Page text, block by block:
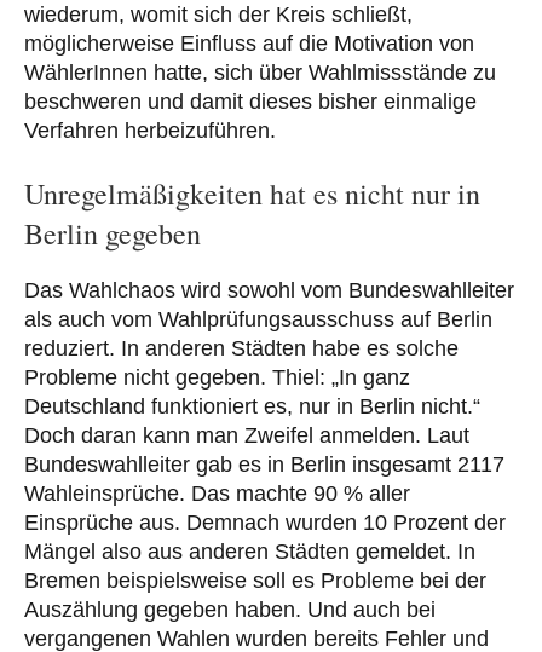
wiederum, womit sich der Kreis schließt,
möglicherweise Einfluss auf die Motivation von
WählerInnen hatte, sich über Wahlmissstände zu
beschweren und damit dieses bisher einmalige
Verfahren herbeizuführen.
Unregelmäßigkeiten hat es nicht nur in
Berlin gegeben
Das Wahlchaos wird sowohl vom Bundeswahlleiter
als auch vom Wahlprüfungsausschuss auf Berlin
reduziert. In anderen Städten habe es solche
Probleme nicht gegeben. Thiel: „In ganz
Deutschland funktioniert es, nur in Berlin nicht.“
Doch daran kann man Zweifel anmelden. Laut
Bundeswahlleiter gab es in Berlin insgesamt 2117
Wahleinsprüche. Das machte 90 % aller
Einsprüche aus. Demnach wurden 10 Prozent der
Mängel also aus anderen Städten gemeldet. In
Bremen beispielsweise soll es Probleme bei der
Auszählung gegeben haben. Und auch bei
vergangenen Wahlen wurden bereits Fehler und